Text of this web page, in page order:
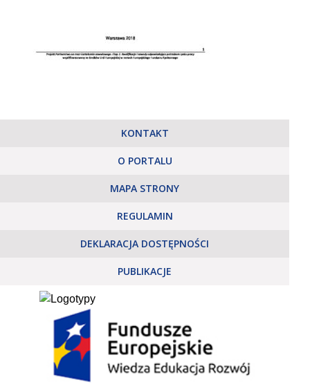
KONTAKT
O PORTALU
MAPA STRONY
REGULAMIN
DEKLARACJA DOSTĘPNOŚCI
PUBLIKACJE